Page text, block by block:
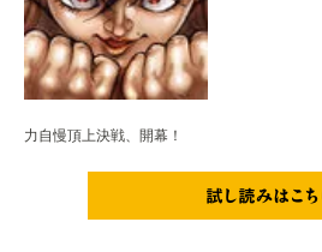
力自慢頂上決戦、開幕！